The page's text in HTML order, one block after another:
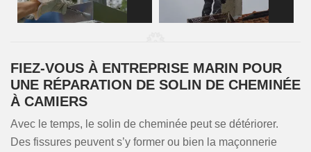
FIEZ-VOUS À ENTREPRISE MARIN POUR
UNE RÉPARATION DE SOLIN DE CHEMINÉE
À CAMIERS
Avec le temps, le solin de cheminée peut se détériorer.
Des fissures peuvent s’y former ou bien la maçonnerie